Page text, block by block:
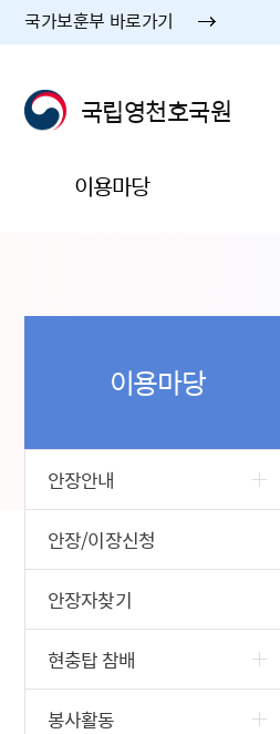
국가보훈부 바로가기
국립영천호국원
이용마당
이용마당
안장안내
안장/이장신청
안장자찾기
현충탑 참배
봉사활동